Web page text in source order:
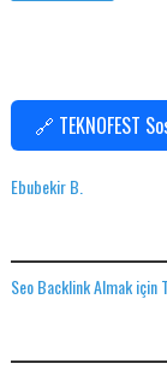
🔗 TEKNOFEST
Ebubekir B.
Seo Backlink Almak için